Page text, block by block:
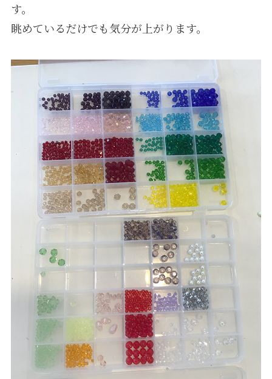
す。
眺めているだけでも気分が上がります。